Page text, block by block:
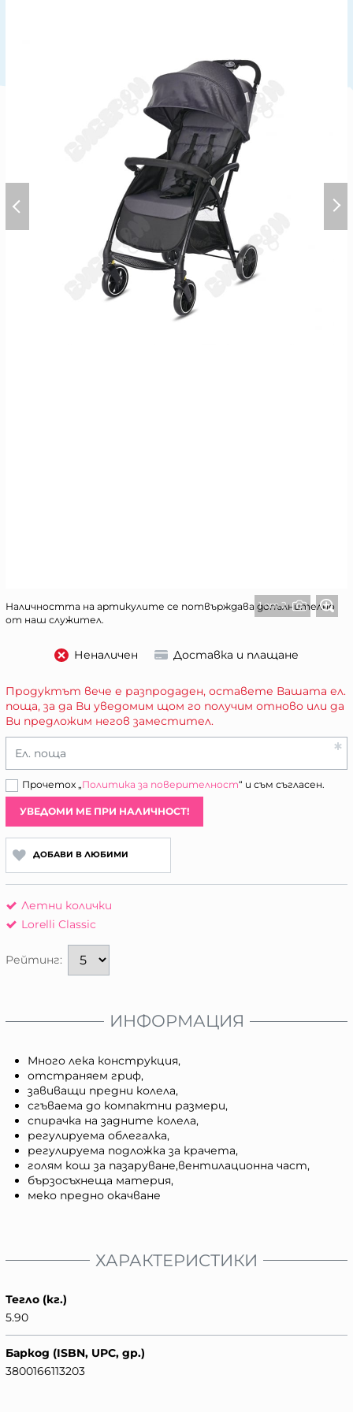
1 от 2
Наличността на артикулите се потвърждава допълнително
от наш служител.
Неналичен Доставка и плащане
Продуктът вече е разпродаден, оставете Вашата ел.
поща, за да Ви уведомим щом го получим отново или да
Ви предложим негов заместител.
Ел. поща
Прочетох „Политика за поверителност“ и съм съгласен.
УВЕДОМИ МЕ ПРИ НАЛИЧНОСТ!
ДОБАВИ В ЛЮБИМИ
Летни колички
Lorelli Classic
Рейтинг:
ИНФОРМАЦИЯ
Много лека конструкция,
отстраняем гриф,
завиващи предни колела,
сгъваема до компактни размери,
спирачка на задните колела,
регулируема облегалка,
регулируема подложка за крачета,
голям кош за пазаруване,вентилационна част,
бързосъхнеща материя,
меко предно окачване
ХАРАКТЕРИСТИКИ
Тегло (кг.)
5.90
Баркод (ISBN, UPC, др.)
3800166113203